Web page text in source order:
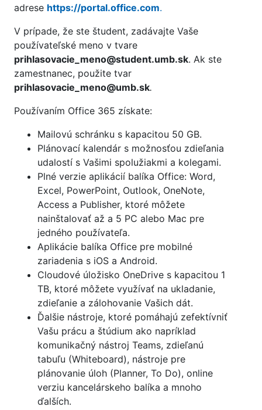
adrese https://portal.office.com.
V prípade, že ste študent, zadávajte Vaše
používateľské meno v tvare
prihlasovacie_meno@student.umb.sk. Ak ste
zamestnanec, použite tvar
prihlasovacie_meno@umb.sk.
Používaním Office 365 získate:
Mailovú schránku s kapacitou 50 GB.
Plánovací kalendár s možnosťou zdieľania
udalostí s Vašimi spolužiakmi a kolegami.
Plné verzie aplikácií balíka Office: Word,
Excel, PowerPoint, Outlook, OneNote,
Access a Publisher, ktoré môžete
nainštalovať až a 5 PC alebo Mac pre
jedného používateľa.
Aplikácie balíka Office pre mobilné
zariadenia s iOS a Android.
Cloudové úložisko OneDrive s kapacitou 1
TB, ktoré môžete využívať na ukladanie,
zdieľanie a zálohovanie Vašich dát.
Ďalšie nástroje, ktoré pomáhajú zefektívniť
Vašu prácu a štúdium ako napríklad
komunikačný nástroj Teams, zdieľanú
tabuľu (Whiteboard), nástroje pre
plánovanie úloh (Planner, To Do), online
verziu kancelárskeho balíka a mnoho
ďalších.